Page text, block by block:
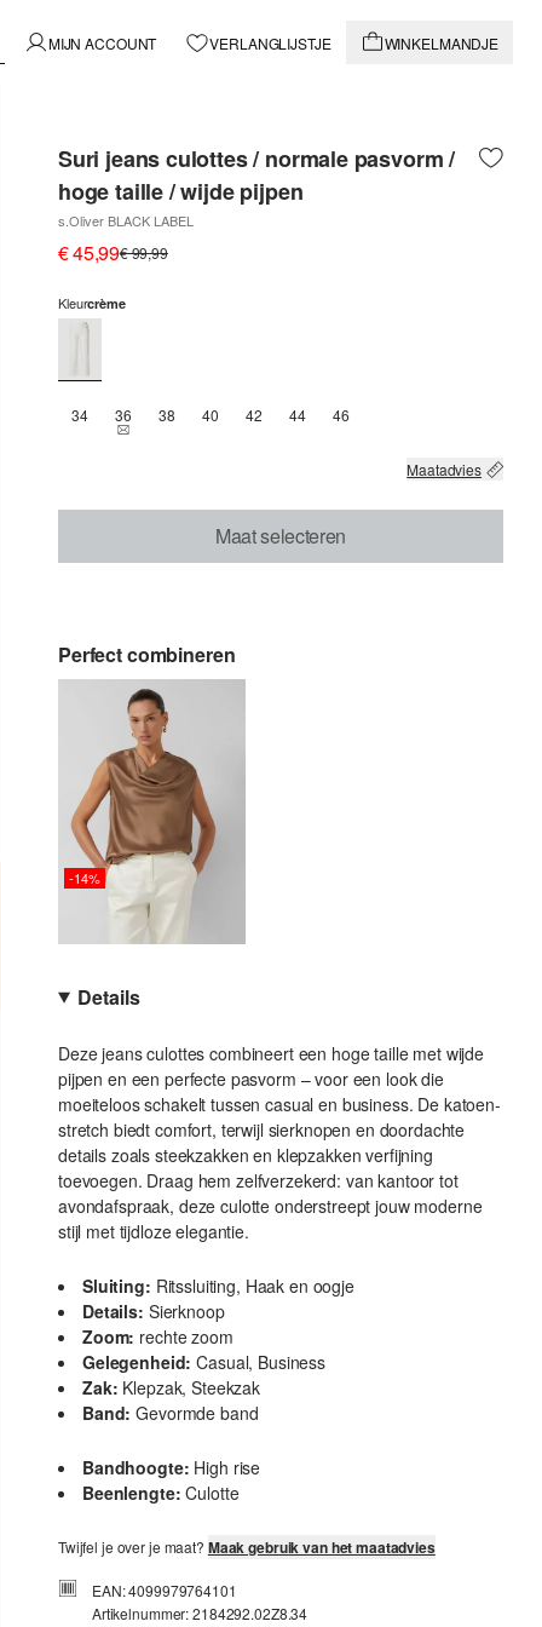
MIJN ACCOUNT VERLANGLIJSTJE WINKELMANDJE
Suri jeans culottes / normale pasvorm /
hoge taille / wijde pijpen
s.Oliver BLACK LABEL
€ 45,99€ 99,99
Kleurcrème
34 36THIS SIZE IS CURRENTLY OUT OF STOCK
38 40 42 44 46
Maatadvies
Maat selecteren
Perfect combineren
-14%
Details
Deze jeans culottes combineert een hoge taille met wijde
pijpen en een perfecte pasvorm – voor een look die
moeiteloos schakelt tussen casual en business. De katoen-
stretch biedt comfort, terwijl sierknopen en doordachte
details zoals steekzakken en klepzakken verfijning
toevoegen. Draag hem zelfverzekerd: van kantoor tot
avondafspraak, deze culotte onderstreept jouw moderne
stijl met tijdloze elegantie.
Sluiting: Ritssluiting, Haak en oogje
Details: Sierknoop
Zoom: rechte zoom
Gelegenheid: Casual, Business
Zak: Klepzak, Steekzak
Band: Gevormde band
Bandhoogte: High rise
Beenlengte: Culotte
Twijfel je over je maat? Maak gebruik van het maatadvies
EAN: 4099979764101
Artikelnummer: 2184292.02Z8.34